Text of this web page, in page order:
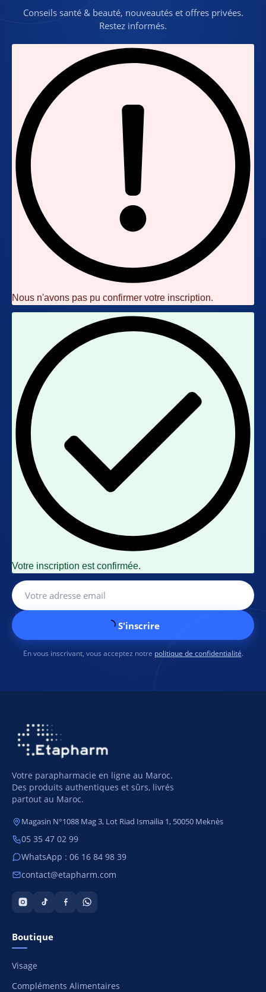
Conseils santé & beauté, nouveautés et offres privées.
Restez informés.
Nous n'avons pas pu confirmer votre inscription.
Votre inscription est confirmée.
S'inscrire
En vous inscrivant, vous acceptez notre politique de confidentialité.
Votre parapharmacie en ligne au Maroc.
Des produits authentiques et sûrs, livrés
partout au Maroc.
Magasin N°1088 Mag 3, Lot Riad Ismailia 1, 50050 Meknès
05 35 47 02 99
WhatsApp : 06 16 84 98 39
contact@etapharm.com
Boutique
Visage
Compléments Alimentaires